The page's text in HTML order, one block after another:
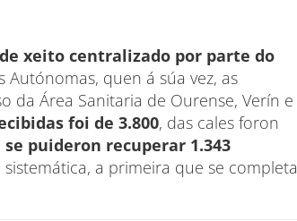
xeito centralizado por parte do
Autónomas, quen á súa vez, as
da Área Sanitaria de Ourense, Verín e
foi de 3.800, das cales foron
se puideron recuperar 1.343
a primeira que se completa